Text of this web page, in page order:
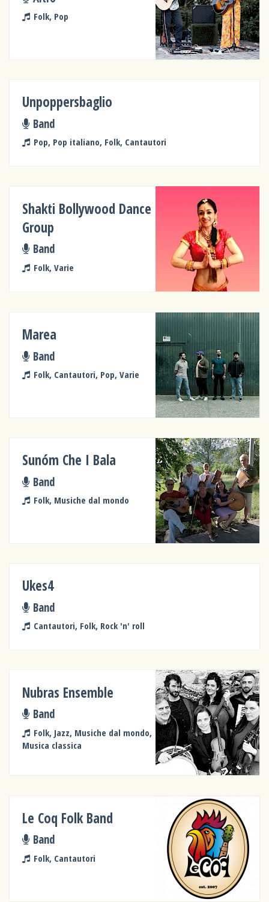
Folk, Pop
Unpoppersbaglio
Band
Pop, Pop italiano, Folk, Cantautori
Shakti Bollywood Dance
Group
Band
Folk, Varie
Marea
Band
Folk, Cantautori, Pop, Varie
Sunóm Che I Bala
Band
Folk, Musiche dal mondo
Ukes4
Band
Cantautori, Folk, Rock 'n' roll
Nubras Ensemble
Band
Folk, Jazz, Musiche dal mondo,
Musica classica
Le Coq Folk Band
Band
Folk, Cantautori